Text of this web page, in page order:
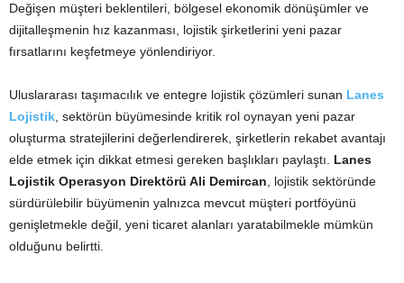
Değişen müşteri beklentileri, bölgesel ekonomik dönüşümler ve
dijitalleşmenin hız kazanması, lojistik şirketlerini yeni pazar
fırsatlarını keşfetmeye yönlendiriyor.
Uluslararası taşımacılık ve entegre lojistik çözümleri sunan Lanes
Lojistik , sektörün büyümesinde kritik rol oynayan yeni pazar
oluşturma stratejilerini değerlendirerek, şirketlerin rekabet avantajı
elde etmek için dikkat etmesi gereken başlıkları paylaştı. Lanes
Lojistik Operasyon Direktörü Ali Demircan , lojistik sektöründe
sürdürülebilir büyümenin yalnızca mevcut müşteri portföyünü
genişletmekle değil, yeni ticaret alanları yaratabilmekle mümkün
olduğunu belirtti.